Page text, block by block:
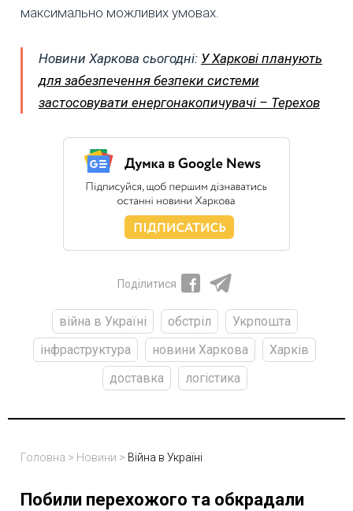
максимально можливих умовах.
Новини Харкова сьогодні: У Харкові планують
для забезпечення безпеки системи
застосовувати енергонакопичувачі – Терехов
Поділитися
війна в Україні обстріл
Укрпошта
інфраструктура
новини Харкова
Харків
доставка
логістика
Головна > Новини > Війна в Україні
Побили перехожого та обкрадали